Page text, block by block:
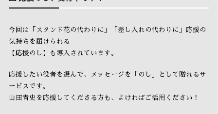
今回は「スタンド花の代わりに」「差し入れの代わりに」応援の
気持ちを届けられる
【応援のし】も導入されています。
応援したい役者を選んで、メッセージを「のし」として贈れるサ
ービスです。
山田青史を応援してくださる方も、よければご活用ください！